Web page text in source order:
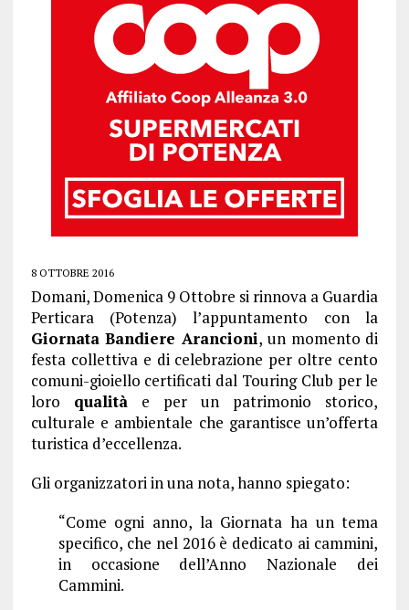
8 OTTOBRE 2016
Domani, Domenica 9 Ottobre si rinnova a Guardia
Perticara (Potenza) l’appuntamento con la
Giornata Bandiere Arancioni, un momento di
festa collettiva e di celebrazione per oltre cento
comuni-gioiello certificati dal Touring Club per le
loro qualitàe per un patrimonio storico,
culturale e ambientale che garantisce un’offerta
turistica d’eccellenza.
Gli organizzatori in una nota, hanno spiegato:
“Come ogni anno, la Giornata ha un tema
specifico, che nel 2016 è dedicato ai cammini,
in occasione dell’Anno Nazionale dei
Cammini.